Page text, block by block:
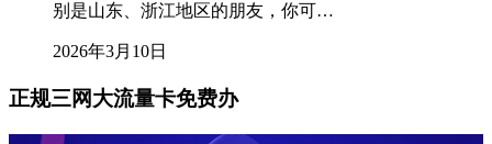
别是山东、浙江地区的朋友，你可…
2026年3月10日
正规三网大流量卡免费办